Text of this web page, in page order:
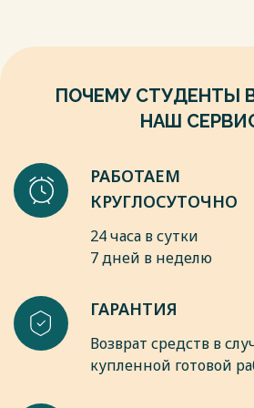
10. Захарова, А.Н. Прикладная
Чебоксары : ЧувГУ, 2009. – 192 с.
Весь текст будет доступенпосле
ПОЧЕМУ СТУДЕНТЫ
НАШ
РАБОТАЕМ
КРУГЛОСУТОЧНО
24 часа в сутки
7 дней в неделю
ГАРАНТИЯ
Возврат средств в
купленной готовой